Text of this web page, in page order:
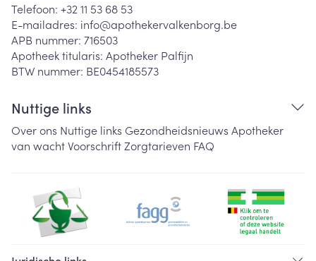
Telefoon: +32 11 53 68 53
E-mailadres: info@apothekervalkenborg.be
APB nummer: 716503
Apotheek titularis: Apotheker Palfijn
BTW nummer: BE0454185573
Nuttige links
Over ons Nuttige links Gezondheidsnieuws Apotheker
van wachtVoorschriftZorgtarieven FAQ